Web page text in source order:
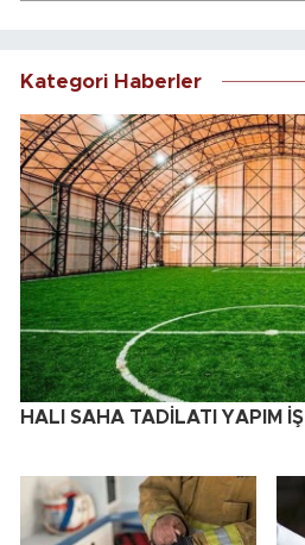
Kategori Haberler
HALI SAHA TADİLATI YAPIM İŞİ